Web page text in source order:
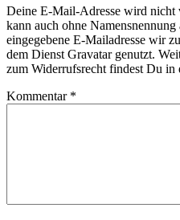
Deine E-Mail-Adresse wird
kann auch ohne
eingegebene E-Mailadresse wir
dem Dienst Gravatar genutzt.
zum Widerrufsrecht findest Du in
Kommentar *